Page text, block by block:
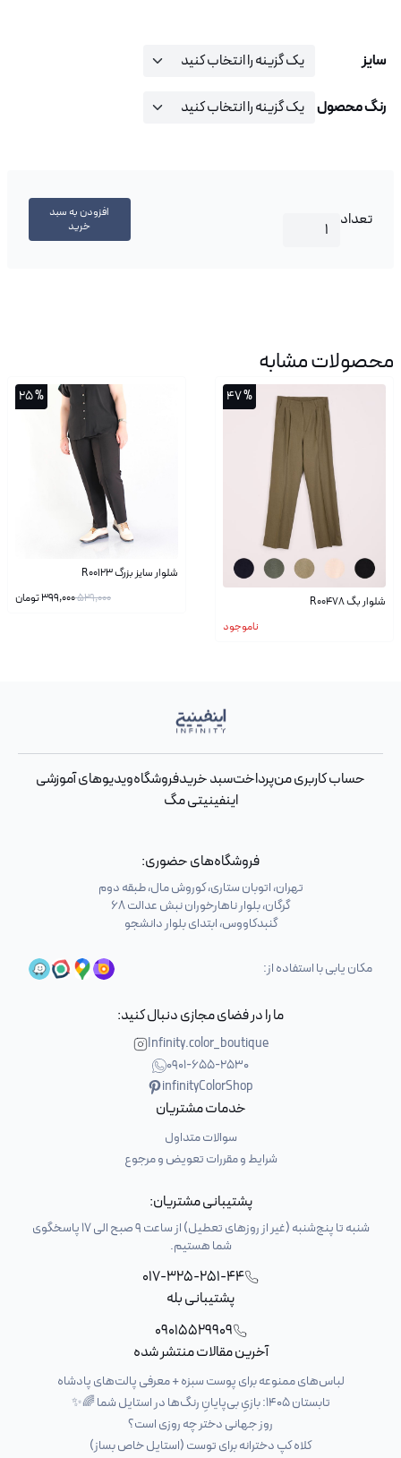
سایز
رنگ محصول
تعداد
افزودن به سبد
خرید
محصولات مشابه
% 47
شلوار بگ R00478
ناموجود
% 25
شلوار سایز بزرگ R00123
529,000
399,000تومان
حساب کاربری منپرداختسبد خریدفروشگاهویدیوهای آموزشی
اینفینیتی مگ
فروشگاه‌های حضوری:
تهران، اتوبان ستاری، کوروش مال، طبقه دوم
گرگان، بلوار ناهارخوران نبش عدالت 68
گنبدکاووس، ابتدای بلوار دانشجو
مکان یابی با استفاده از:
ما را در فضای مجازی دنبال کنید:
Infinity.color_boutique
0901-655-2530
infinityColorShop
خدمات مشتریان
سوالات متداول
شرایط و مقررات تعویض و مرجوع
پشتیبانی مشتریان:
شنبه تا پنج‌شنبه (غیر از روزهای تعطیل) از ساعت 9 صبح الی 17 پاسخگوی
شما هستیم.
017-325-251-44
پشتیبانی بله
09015529909
آخرین مقالات منتشر شده
لباس‌های ممنوعه برای پوست سبزه + معرفی پالت‌های پادشاه
تابستان ۱۴۰۵: بازیِ بی‌پایانِ رنگ‌ها در استایل شما 🌈✨
روز جهانی دختر چه روزی است؟
کلاه کپ دخترانه برای توست (استایل خاص بساز)